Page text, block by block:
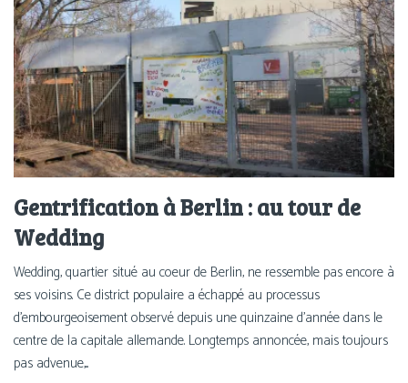
Gentrification à Berlin : au tour de
Wedding
Wedding, quartier situé au coeur de Berlin, ne ressemble pas encore à
ses voisins. Ce district populaire a échappé au processus
d'embourgeoisement observé depuis une quinzaine d'année dans le
centre de la capitale allemande. Longtemps annoncée, mais toujours
pas advenue,...